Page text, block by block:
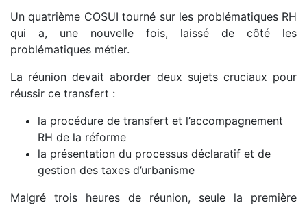
Un quatrième COSUI tourné sur les problématiques RH
qui a, une nouvelle fois, laissé de côté les
problématiques métier.
La réunion devait aborder deux sujets cruciaux pour
réussir ce transfert :
la procédure de transfert et l’accompagnement
RH de la réforme
la présentation du processus déclaratif et de
gestion des taxes d’urbanisme
Malgré trois heures de réunion, seule la première